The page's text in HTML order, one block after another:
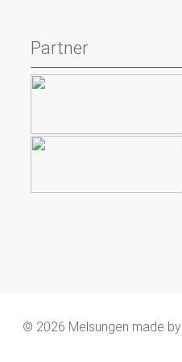
Partner
© 2026 Melsungen made by